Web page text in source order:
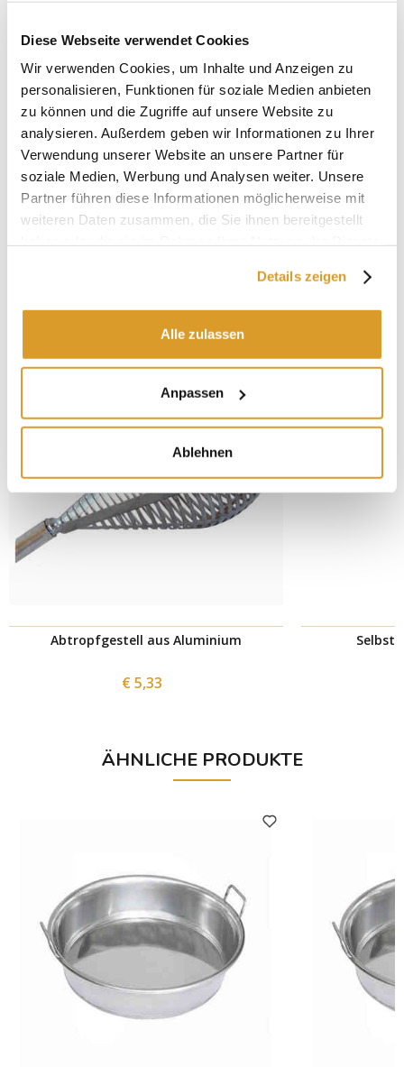
Diese Webseite verwendet Cookies
Wir verwenden Cookies, um Inhalte und Anzeigen zu
personalisieren, Funktionen für soziale Medien anbieten
zu können und die Zugriffe auf unsere Website zu
analysieren. Außerdem geben wir Informationen zu Ihrer
Verwendung unserer Website an unsere Partner für
soziale Medien, Werbung und Analysen weiter. Unsere
Partner führen diese Informationen möglicherweise mit
weiteren Daten zusammen, die Sie ihnen bereitgestellt
Details zeigen
Alle zulassen
Anpassen
Ablehnen
6 Fonduegabeln aus Edelstahl mit Holzgriff, ideal zum
geschmolzenen Käse.
Ein komplettes, funktionales und elegantes Set, perfekt, um
jeden Abend noch genussvoller und geselliger zu machen.
Merkmale:
Material: Holz und Gusseisen
Kapazität: 1 L (875 gr Käse)
Gesamtanzahl der Teile: 10
Abmessungen: 280x170x170h
Nicht spülmaschinengeeignet
Abtropfgestell aus Aluminium
€ 5,33
ÄHNLICHE PRODUKTE